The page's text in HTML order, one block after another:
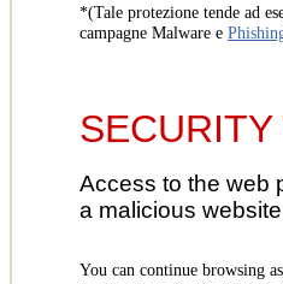
*(Tale protezione tende ad
campagne Malware e
Access to the web
a malicious
You can continue browsing